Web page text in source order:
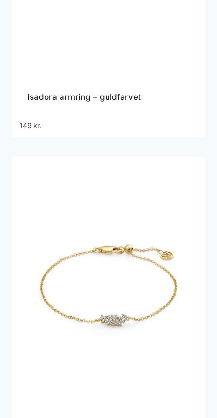
Isadora armring – guldfarvet
149 kr.